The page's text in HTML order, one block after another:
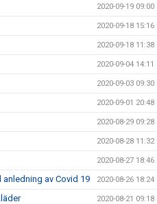
2020-09-19 09:00
2020-09-18 15:16
2020-09-18 11:38
2020-09-04 14:11
2020-09-03 09:30
2020-09-01 20:48
2020-08-29 09:28
2020-08-28 11:32
2020-08-27 18:46
av Covid 19 2020-08-26 18:24
2020-08-21 09:18